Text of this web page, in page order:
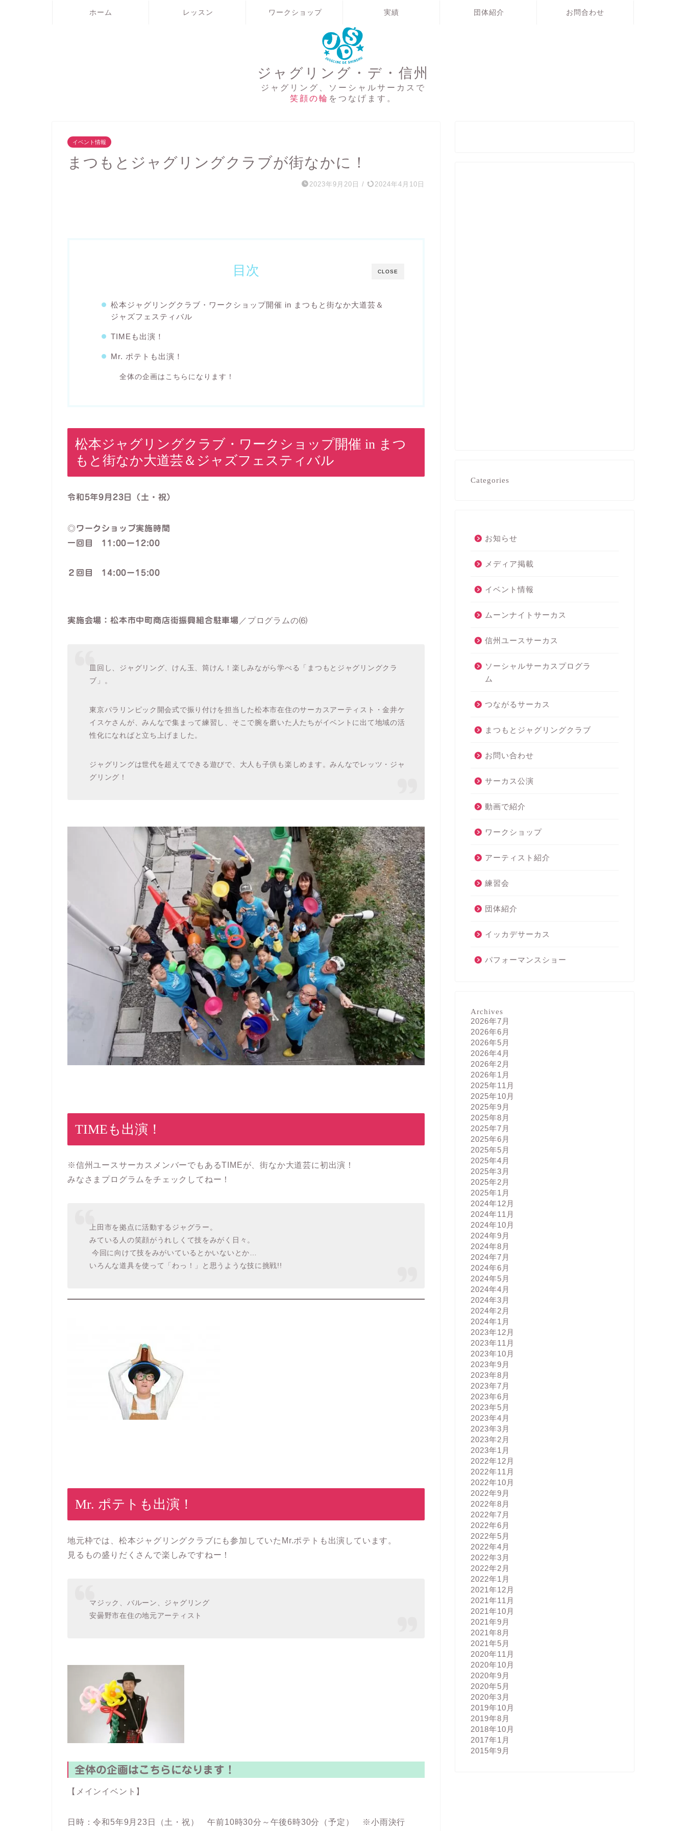
ホーム レッスン ワークショップ 実績 団体紹介 お問合わせ
ジャグリング・デ・信州
ジャグリング、ソーシャルサーカスで
笑顔の輪 をつなげます。
イベント情報
まつもとジャグリングクラブが街なかに！
2023年9月20日 / 2024年4月10日
CLOSE
目次
松本ジャグリングクラブ・ワークショップ開催 in まつもと街なか大道芸＆
ジャズフェスティバル
TIMEも出演！
Mr. ポテトも出演！
全体の企画はこちらになります！
松本ジャグリングクラブ・ワークショップ開催 in まつ
もと街なか大道芸＆ジャズフェスティバル
令和5年9月23日（土・祝）
◎ワークショップ実施時間
一回目 11:00ー12:00
２回目 14:00ー15:00
実施会場：松本市中町商店街振興組合駐車場 ／プログラムの⑹
皿回し、ジャグリング、けん玉、筒けん！楽しみながら学べる「まつもとジャグリングクラ
ブ」。
東京パラリンピック開会式で振り付けを担当した松本市在住のサーカスアーティスト・金井ケ
イスケさんが、みんなで集まって練習し、そこで腕を磨いた人たちがイベントに出て地域の活
性化になればと立ち上げました。
ジャグリングは世代を超えてできる遊びで、大人も子供も楽しめます。みんなでレッツ・ジャ
グリング！
TIMEも出演！
※信州ユースサーカスメンバーでもあるTIMEが、街なか大道芸に初出演！
みなさまプログラムをチェックしてねー！
上田市を拠点に活動するジャグラー。
みている人の笑顔がうれしくて技をみがく日々。
今回に向けて技をみがいているとかいないとか…
いろんな道具を使って「わっ！」と思うような技に挑戦!!
Mr. ポテトも出演！
地元枠では、松本ジャグリングクラブにも参加していたMr.ポテトも出演しています。
見るもの盛りだくさんで楽しみですねー！
マジック、バルーン、ジャグリング
安曇野市在住の地元アーティスト
全体の企画はこちらになります！
【メインイベント】
日時：令和5年9月23日（土・祝） 午前10時30分～午後6時30分（予定） ※小雨決行
Categories
お知らせ
メディア掲載
イベント情報
ムーンナイトサーカス
信州ユースサーカス
ソーシャルサーカスプログラ
ム
つながるサーカス
まつもとジャグリングクラブ
お問い合わせ
サーカス公演
動画で紹介
ワークショップ
アーティスト紹介
練習会
団体紹介
イッカデサーカス
パフォーマンスショー
Archives
2026年7月
2026年6月
2026年5月
2026年4月
2026年2月
2026年1月
2025年11月
2025年10月
2025年9月
2025年8月
2025年7月
2025年6月
2025年5月
2025年4月
2025年3月
2025年2月
2025年1月
2024年12月
2024年11月
2024年10月
2024年9月
2024年8月
2024年7月
2024年6月
2024年5月
2024年4月
2024年3月
2024年2月
2024年1月
2023年12月
2023年11月
2023年10月
2023年9月
2023年8月
2023年7月
2023年6月
2023年5月
2023年4月
2023年3月
2023年2月
2023年1月
2022年12月
2022年11月
2022年10月
2022年9月
2022年8月
2022年7月
2022年6月
2022年5月
2022年4月
2022年3月
2022年2月
2022年1月
2021年12月
2021年11月
2021年10月
2021年9月
2021年8月
2021年5月
2020年11月
2020年10月
2020年9月
2020年5月
2020年3月
2019年10月
2019年8月
2018年10月
2017年1月
2015年9月